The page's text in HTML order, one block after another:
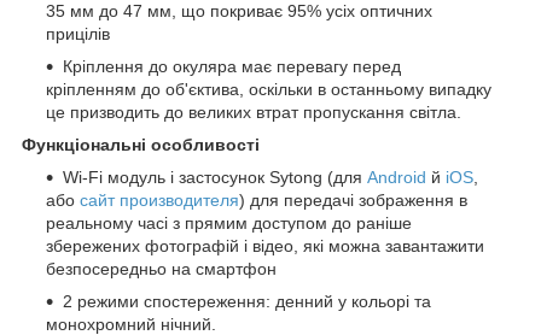
35 мм до 47 мм, що покриває 95% усіх оптичних
прицілів
Кріплення до окуляра має перевагу перед
кріпленням до об'єктива, оскільки в останньому випадку
це призводить до великих втрат пропускання світла.
Функціональні особливості
Wi-Fi модуль і застосунок Sytong (для Android й iOS
або сайт производителя) для передачі зображення в
реальному часі з прямим доступом до раніше
збережених фотографій і відео, які можна завантажити
безпосередньо на смартфон
2 режими спостереження: денний у кольорі та
монохромний нічний.